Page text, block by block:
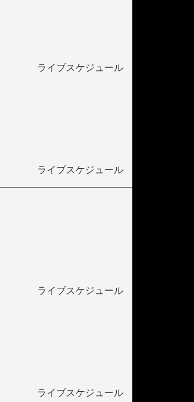
ライブスケジュール
ライブスケジュール
ライブスケジュール
ライブスケジュール